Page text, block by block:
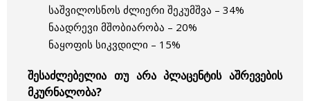
საშვილოსნოს ძლიერი შეკუმშვა – 34%
ნაადრევი მშობიარობა – 20%
ნაყოფის სიკვდილი – 15%
შესაძლებელია თუ არა პლაცენტის აშრევების
მკურნალობა?